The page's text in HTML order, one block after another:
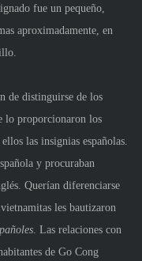
fue un pequeño,
aproximadamente, en
de distinguirse de los
lo proporcionaron los
las insignias españolas.
y procuraban
Querían diferenciarse
les bautizaron
. Las relaciones con
de Go Cong